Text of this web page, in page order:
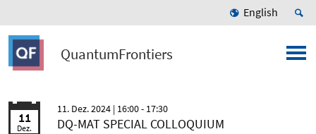
English
QuantumFrontiers
11
Dez.
11. Dez. 2024 | 16:00 - 17:30
DQ-MAT SPECIAL COLLOQUIUM